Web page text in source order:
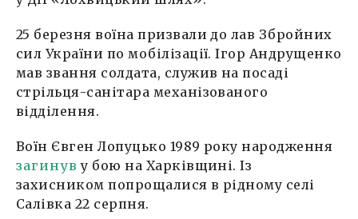
25 березня воїна призвали до лав Збройних
сил України по мобілізації. Ігор Андрущенко
мав звання солдата, служив на посаді
стрільця-санітара механізованого
відділення.
Воїн Євген Лопуцько 1989 року народження
загинув у бою на Харківщині. Із
захисником попрощалися в рідному селі
Салівка 22 серпня.